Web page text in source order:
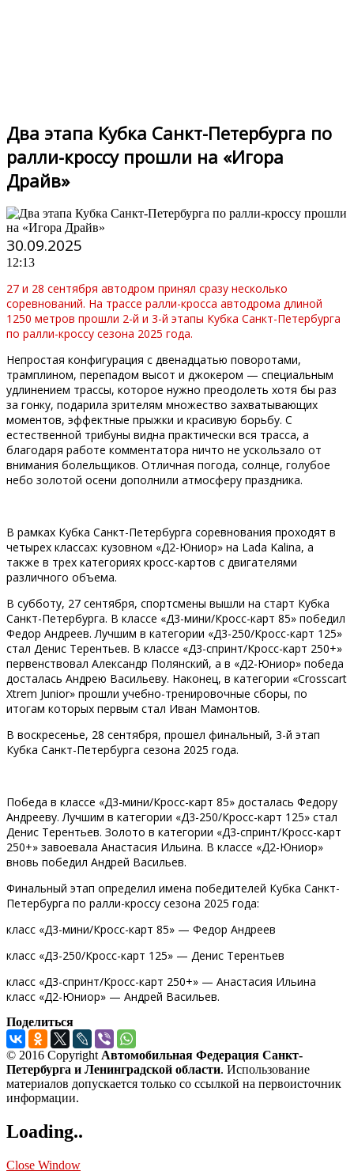
Два этапа Кубка Санкт-Петербурга по
ралли-кроссу прошли на «Игора
Драйв»
30.09.2025
12:13
27 и 28 сентября автодром принял сразу несколько
соревнований. На трассе ралли-кросса автодрома длиной
1250 метров прошли 2-й и 3-й этапы Кубка Санкт-Петербурга
по ралли-кроссу сезона 2025 года.
Непростая конфигурация с двенадцатью поворотами,
трамплином, перепадом высот и джокером — специальным
удлинением трассы, которое нужно преодолеть хотя бы раз
за гонку, подарила зрителям множество захватывающих
моментов, эффектные прыжки и красивую борьбу. С
естественной трибуны видна практически вся трасса, а
благодаря работе комментатора ничто не ускользало от
внимания болельщиков. Отличная погода, солнце, голубое
небо золотой осени дополнили атмосферу праздника.
В рамках Кубка Санкт-Петербурга соревнования проходят в
четырех классах: кузовном «Д2-Юниор» на Lada Kalina, а
также в трех категориях кросс-картов с двигателями
различного объема.
В субботу, 27 сентября, спортсмены вышли на старт Кубка
Санкт-Петербурга. В классе «Д3-мини/Кросс-карт 85» победил
Федор Андреев. Лучшим в категории «Д3-250/Кросс-карт 125»
стал Денис Терентьев. В классе «Д3-спринт/Кросс-карт 250+»
первенствовал Александр Полянский, а в «Д2-Юниор» победа
досталась Андрею Васильеву. Наконец, в категории «Crosscart
Xtrem Junior» прошли учебно-тренировочные сборы, по
итогам которых первым стал Иван Мамонтов.
В воскресенье, 28 сентября, прошел финальный, 3-й этап
Кубка Санкт-Петербурга сезона 2025 года.
Победа в классе «Д3-мини/Кросс-карт 85» досталась Федору
Андрееву. Лучшим в категории «Д3-250/Кросс-карт 125» стал
Денис Терентьев. Золото в категории «Д3-спринт/Кросс-карт
250+» завоевала Анастасия Ильина. В классе «Д2-Юниор»
вновь победил Андрей Васильев.
Финальный этап определил имена победителей Кубка Санкт-
Петербурга по ралли-кроссу сезона 2025 года:
класс «Д3-мини/Кросс-карт 85» — Федор Андреев
класс «Д3-250/Кросс-карт 125» — Денис Терентьев
класс «Д3-спринт/Кросс-карт 250+» — Анастасия Ильина
класс «Д2-Юниор» — Андрей Васильев.
Поделиться
© 2016 Copyright Автомобильная Федерация Санкт-
Петербурга и Ленинградской области. Использование
материалов допускается только со ссылкой на первоисточник
информации.
Loading..
Close Window